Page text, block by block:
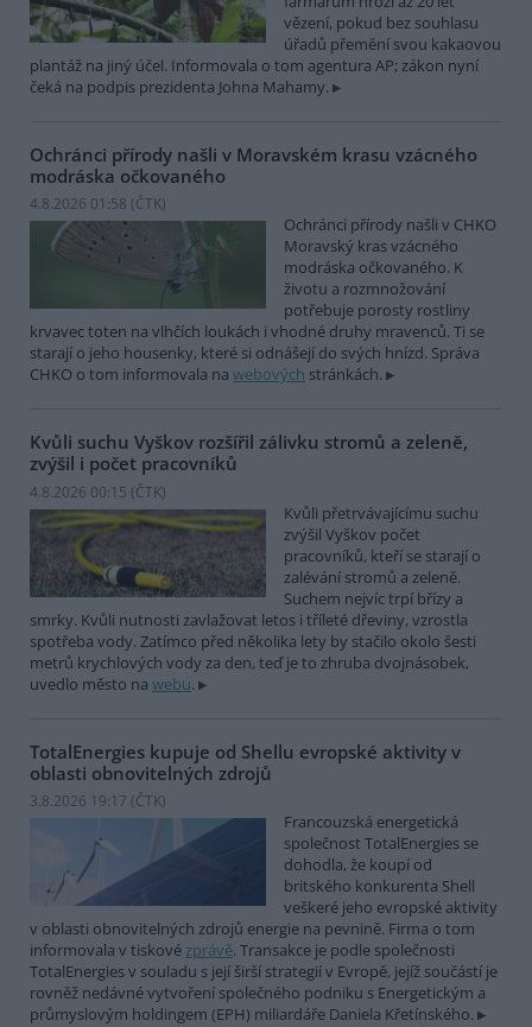
vězení, pokud bez souhlasu
úřadů přemění svou kakaovou
plantáž na jiný účel. Informovala o tom agentura AP; zákon nyní
čeká na podpis prezidenta Johna Mahamy.
Ochránci přírody našli v Moravském krasu vzácného
modráska očkovaného
4.8.2026 01:58 (ČTK)
Ochránci přírody našli v CHKO
Moravský kras vzácného
modráska očkovaného. K
životu a rozmnožování
potřebuje porosty rostliny
krvavec toten na vlhčích loukách i vhodné druhy mravenců. Ti se
starají o jeho housenky, které si odnášejí do svých hnízd. Správa
CHKO o tom informovala na webových stránkách.
Kvůli suchu Vyškov rozšířil zálivku stromů a zeleně,
zvýšil i počet pracovníků
4.8.2026 00:15 (ČTK)
Kvůli přetrvávajícímu suchu
zvýšil Vyškov počet
pracovníků, kteří se starají o
zalévání stromů a zeleně.
Suchem nejvíc trpí břízy a
smrky. Kvůli nutnosti zavlažovat letos i tříleté dřeviny, vzrostla
spotřeba vody. Zatímco před několika lety by stačilo okolo šesti
metrů krychlových vody za den, teď je to zhruba dvojnásobek,
uvedlo město na webu.
TotalEnergies kupuje od Shellu evropské aktivity v
oblasti obnovitelných zdrojů
3.8.2026 19:17 (ČTK)
Francouzská energetická
společnost TotalEnergies se
dohodla, že koupí od
britského konkurenta Shell
veškeré jeho evropské aktivity
v oblasti obnovitelných zdrojů energie na pevnině. Firma o tom
informovala v tiskovézprávě. Transakce je podle společnosti
TotalEnergies v souladu s její širší strategií v Evropě, jejíž součástí je
rovněž nedávné vytvoření společného podniku s Energetickým a
průmyslovým holdingem (EPH) miliardáře Daniela Křetínského.